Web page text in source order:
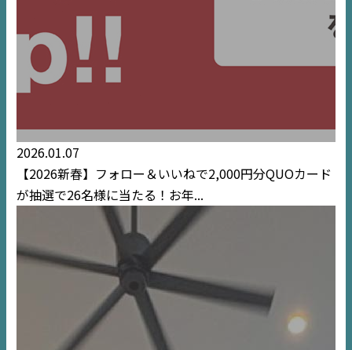
2026.01.07
【2026新春】フォロー＆いいねで2,000円分QUOカード
が抽選で26名様に当たる！お年...